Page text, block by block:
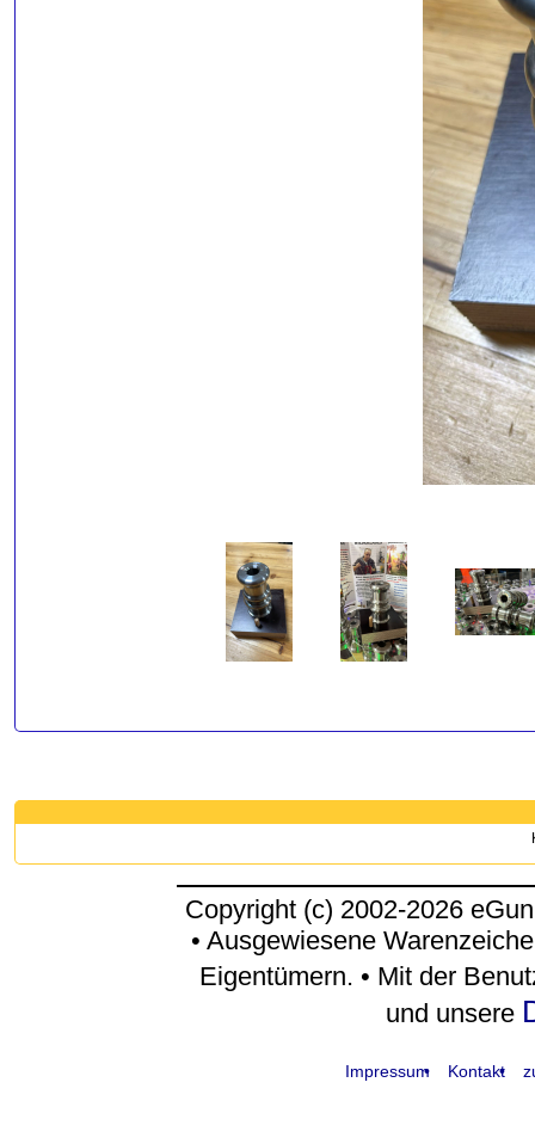
Copyright (c) 2002-2026
• Ausgewiesene
Eigentümern. • Mit der
und unsere
Impressum Kontakt